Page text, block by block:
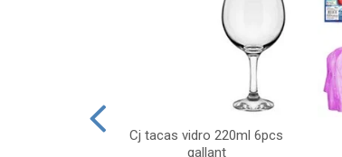
Cj tacas vidro 220ml 6pcs
gallant